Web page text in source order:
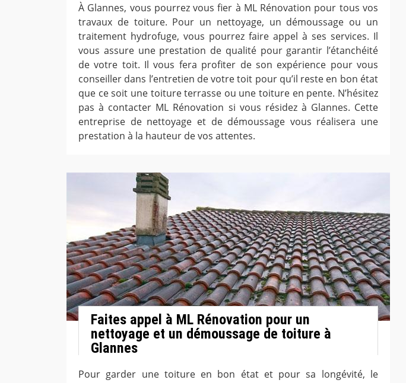
À Glannes, vous pourrez vous fier à ML Rénovation pour tous vos
travaux de toiture. Pour un nettoyage, un démoussage ou un
traitement hydrofuge, vous pourrez faire appel à ses services. Il
vous assure une prestation de qualité pour garantir l’étanchéité
de votre toit. Il vous fera profiter de son expérience pour vous
conseiller dans l’entretien de votre toit pour qu’il reste en bon état
que ce soit une toiture terrasse ou une toiture en pente. N’hésitez
pas à contacter ML Rénovation si vous résidez à Glannes. Cette
entreprise de nettoyage et de démoussage vous réalisera une
prestation à la hauteur de vos attentes.
Faites appel à ML Rénovation pour un
nettoyage et un démoussage de toiture à
Glannes
Pour garder une toiture en bon état et pour sa longévité, le